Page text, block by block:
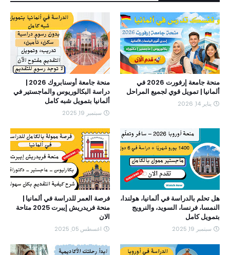
منحة جامعة إرفورت 2026 في
ألمانيا | تمويل قوي لجميع المراحل
يناير 14, 2026
منحة جامعة أوسنابروك 2026 |
دراسة البكالوريوس والماجستير في
ألمانيا بتمويل شبه كامل
سبتمبر 19, 2025
هل تحلم بالدراسة في ألمانيا، هولندا،
النمسا، فرنسا، السويد، والنرويج
بتمويل كامل
سبتمبر 19, 2025
فرصة العمر للدراسة في ألمانيا |
منحة فريدريش إيبرت 2025 متاحة
الان
اغسطس 05, 2025